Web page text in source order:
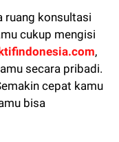
ruang konsultasi
cukup mengisi
,
secara pribadi.
cepat kamu
bisa